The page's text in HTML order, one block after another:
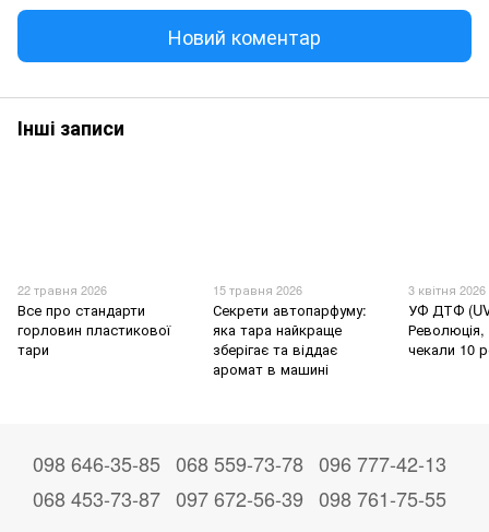
Новий коментар
Інші записи
22 травня 2026
Все про стандарти
горловин пластикової
тари
15 травня 2026
Секрети автопарфуму:
яка тара найкраще
зберігає та віддає
аромат в машині
3 квітня 2026
УФ ДТФ
чекали 10
098 646-35-85 068 559-73-78 096 777-42-13
068 453-73-87 097 672-56-39 098 761-75-55